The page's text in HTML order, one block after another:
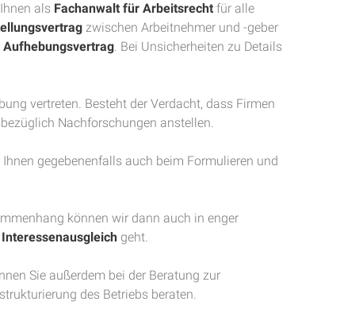
als Fachanwalt für Arbeitsrecht für alle
zwischen Arbeitnehmer und -geber
Aufhebungsvertrag. Bei Unsicherheiten zu Details
vertreten. Besteht der Verdacht, dass Firmen
Nachforschungen anstellen.
gegebenenfalls auch beim Formulieren und
können wir dann auch in enger
Interessenausgleich geht.
Sie außerdem bei der Beratung zur
des Betriebs beraten.